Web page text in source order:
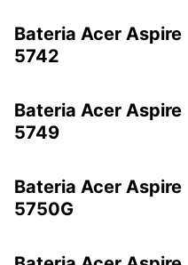
Bateria Acer Aspire
5742
Bateria Acer Aspire
5749
Bateria Acer Aspire
5750G